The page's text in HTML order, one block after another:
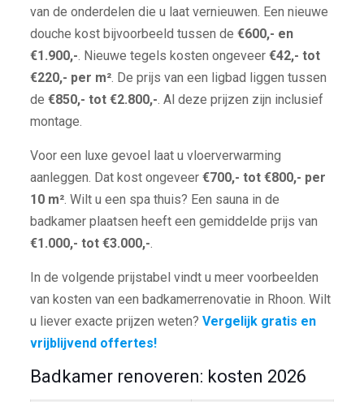
van de onderdelen die u laat vernieuwen. Een nieuwe
douche kost bijvoorbeeld tussen de €600,- en
€1.900,-. Nieuwe tegels kosten ongeveer €42,- tot
€220,- per m². De prijs van een ligbad liggen tussen
de €850,- tot €2.800,-. Al deze prijzen zijn inclusief
montage.
Voor een luxe gevoel laat u vloerverwarming
aanleggen. Dat kost ongeveer €700,- tot €800,- per
10 m². Wilt u een spa thuis? Een sauna in de
badkamer plaatsen heeft een gemiddelde prijs van
€1.000,- tot €3.000,-.
In de volgende prijstabel vindt u meer voorbeelden
van kosten van een badkamerrenovatie in Rhoon. Wilt
u liever exacte prijzen weten? Vergelijk gratis en
vrijblijvend offertes!
Badkamer renoveren: kosten 2026